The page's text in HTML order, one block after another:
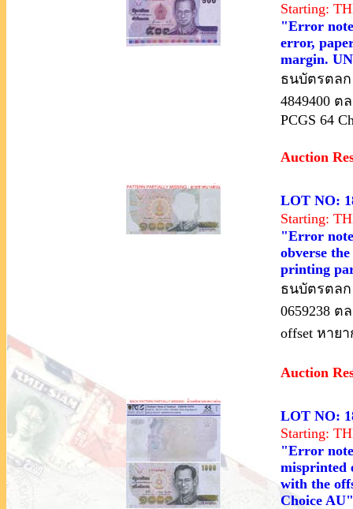
Starting:
"Error
error,
margin.
ธนบัตรตลก
4849400
PCGS 64
Auction
LOT NO:
Starting:
"Error
obverse
printing
ธนบัตรตลก
0659238
offset หาย
Auction
LOT NO:
Starting:
"Error
misprinted
with the
Choice AU"